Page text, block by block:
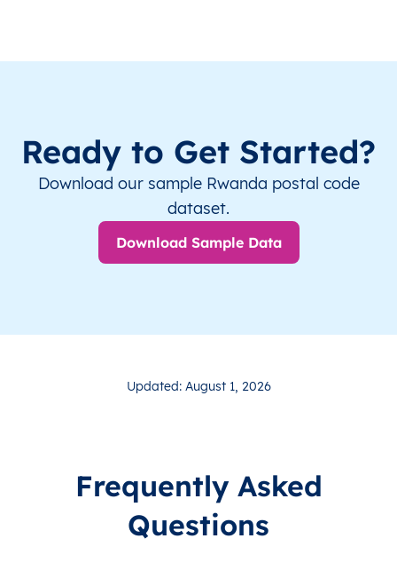
Ready to Get Started?
Download our sample Rwanda postal code
dataset.
Download Sample Data
Updated: August 1, 2026
Frequently Asked
Questions